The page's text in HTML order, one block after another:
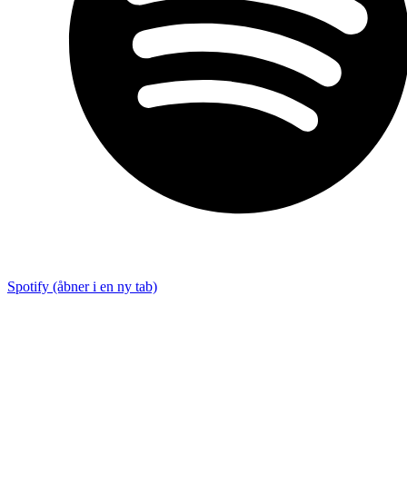
Spotify (åbner i en ny tab)